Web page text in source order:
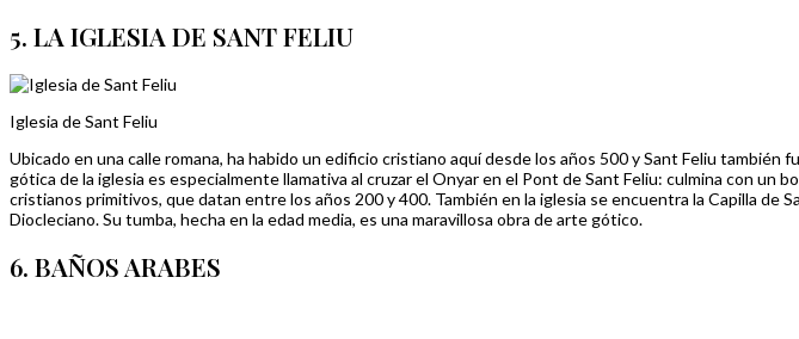
5. LA IGLESIA DE SANT FELIU
Iglesia de Sant Feliu
Ubicado en una calle romana, ha habido un edificio cristiano aquí desde los años 500 y Sant Feliu
gótica de la iglesia es especialmente llamativa al cruzar el Onyar en el Pont de Sant Feliu: culmina con
cristianos primitivos, que datan entre los años 200 y 400. También en la iglesia se encuentra la Capilla
Diocleciano. Su tumba, hecha en la edad media, es una maravillosa obra de arte gótico.
6. BAÑOS ARABES